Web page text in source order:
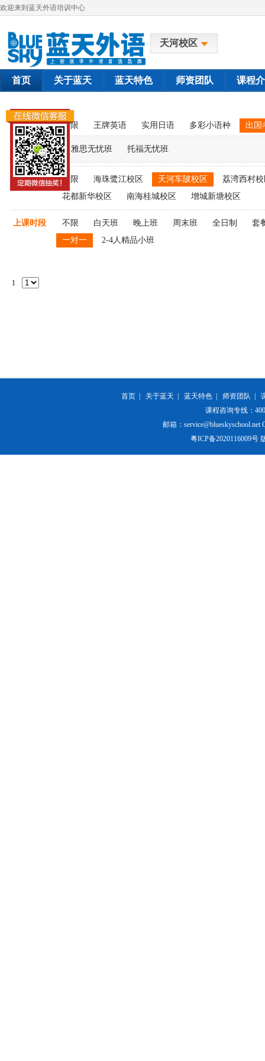
欢迎来到蓝天外语培训中心
天河校区
首页 关于蓝天 蓝天特色 师资团队 课程
课程类别 不限 王牌英语 实用日语 多彩小语种 出国
雅思无忧班 托福无忧班
上课校区 不限 海珠鹭江校区 天河车陂校区
荔湾西村
花都新华校区
南海桂城校区 增城新塘校区
上课时段 不限 白天班 晚上班 周末班 全日制
套
一对一
2-4人精品小班
1
首页 关于蓝天 蓝天特色 师资团队
课程咨询专线：
邮箱：service@blueskyschool.net
粤ICP备2020116009号